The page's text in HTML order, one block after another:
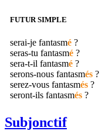
FUTUR SIMPLE
serai-je fantasmé ?
seras-tu fantasmé ?
sera-t-il fantasmé ?
serons-nous fantasmés ?
serez-vous fantasmés ?
seront-ils fantasmés ?
Subjonctif